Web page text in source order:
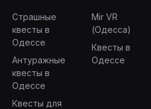
Страшные
квесты в
Одессе
Антуражные
квесты в
Одессе
Квесты для
Mir VR
(Одесса)
Квесты в
Одессе